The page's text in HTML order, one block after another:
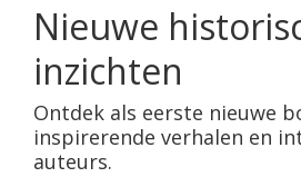
Leestips voor fans
verhaal van
Tweede
Nieuwe
inzichten
Ontdek als eerste nieuwe
inspirerende verhalen en
auteurs.